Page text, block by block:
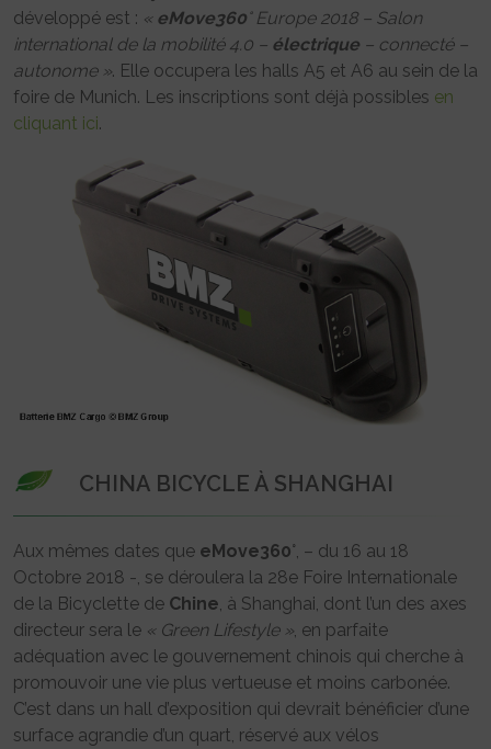
développé est : « eMove360 ° Europe 2018 – Salon
international de la mobilité 4.0 – électrique – connecté –
autonome ». Elle occupera les halls A5 et A6 au sein de la
foire de Munich. Les inscriptions sont déjà possibles en
cliquant ici.
CHINA BICYCLE À SHANGHAI
Aux mêmes dates que eMove360°, – du 16 au 18
Octobre 2018 -, se déroulera la 28e Foire Internationale
de la Bicyclette de Chine, à Shanghai, dont l’un des axes
directeur sera le « Green Lifestyle », en parfaite
adéquation avec le gouvernement chinois qui cherche à
promouvoir une vie plus vertueuse et moins carbonée.
C’est dans un hall d’exposition qui devrait bénéficier d’une
surface agrandie d’un quart, réservé aux vélos